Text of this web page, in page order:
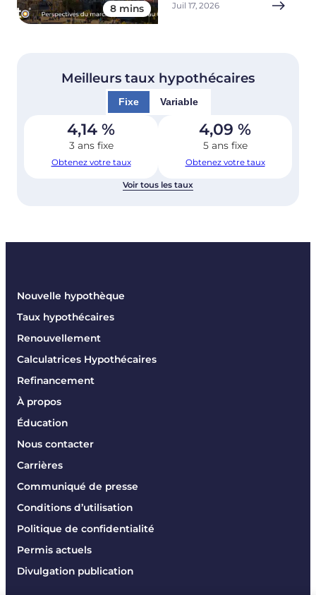
8 mins Juil 17, 2026
Meilleurs taux hypothécaires
Fixe Variable
4,14 %
3 ans fixe
Obtenez votre taux
4,09 %
5 ans fixe
Obtenez votre taux
Voir tous les taux
Nouvelle hypothèque
Taux hypothécaires
Renouvellement
Calculatrices Hypothécaires
Refinancement
À propos
Éducation
Nous contacter
Carrières
Communiqué de presse
Conditions d’utilisation
Politique de confidentialité
Permis actuels
Divulgation publication